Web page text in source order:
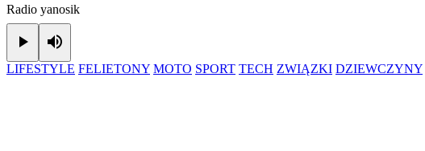
Radio yanosik
Play
LIFESTYLE FELIETONY MOTO SPORT TECH ZWIĄZKI DZIEWCZYNY